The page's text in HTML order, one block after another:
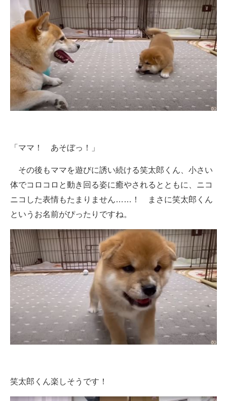
「ママ！ あそぼっ！」
その後もママを遊びに誘い続ける笑太郎くん、小さい
体でコロコロと動き回る姿に癒やされるとともに、ニコ
ニコした表情もたまりません……！ まさに笑太郎くん
というお名前がぴったりですね。
笑太郎くん楽しそうです！